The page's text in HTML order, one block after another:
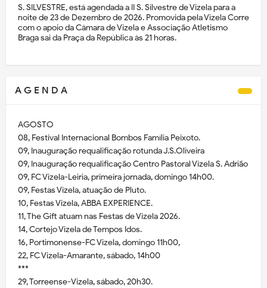
S. SILVESTRE, está agendada a II S. Silvestre de Vizela para a
noite de 23 de Dezembro de 2026. Promovida pela Vizela Corre
com o apoio da Câmara de Vizela e Associação Atletismo
Braga sai da Praça da República às 21 horas.
A G E N D A
AGOSTO
08, Festival Internacional Bombos Família Peixoto.
09, Inauguração requalificação rotunda J.S.Oliveira
09, Inauguração requalificação Centro Pastoral Vizela S. Adrião
09, FC Vizela-Leiria, primeira jornada, domingo 14h00.
09, Festas Vizela, atuação de Pluto.
10, Festas Vizela, ABBA EXPERIENCE.
11, The Gift atuam nas Festas de Vizela 2026.
14, Cortejo Vizela de Tempos Idos.
16, Portimonense-FC Vizela, domingo 11h00,
22, FC Vizela-Amarante, sábado, 14h00
***
29, Torreense-Vizela, sábado, 20h30.